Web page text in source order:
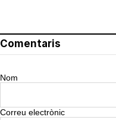
Comentaris
Nom
Correu electrònic